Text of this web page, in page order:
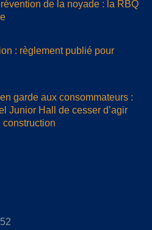
de la noyade : la RBQ
: règlement publié pour
garde aux consommateurs :
Junior Hall de cesser d’agir
construction